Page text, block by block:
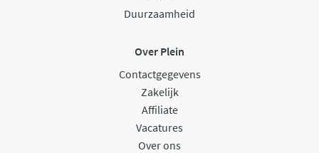
Duurzaamheid
Over Plein
Contactgegevens
Zakelijk
Affiliate
Vacatures
Over ons